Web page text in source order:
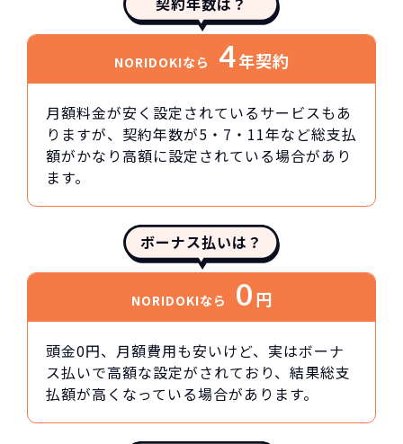
NORIDOKIなら 4年契約
月額料金が安く設定されているサービスもあ
りますが、契約年数が5・7・11年など総支払
額がかなり高額に設定されている場合があり
ます。
ボーナス払いは？
NORIDOKIなら 0円
頭金0円、月額費用も安いけど、実はボーナ
ス払いで高額な設定がされており、結果総支
払額が高くなっている場合があります。